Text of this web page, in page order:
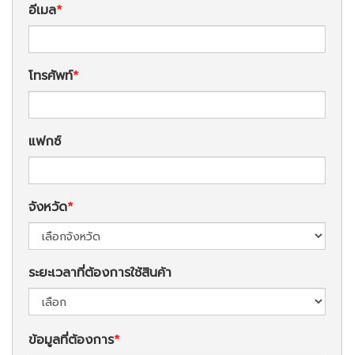
อีเมล
โทรศัพท์
แฟกซ์
จังหวัด
ระยะเวลาที่ต้องการใช้สินค้า
ข้อมูลที่ต้องการ